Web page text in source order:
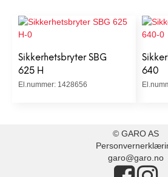
Sikkerhetsbryter SBG
625 H
El.nummer: 1428656
640
© GARO AS
garo@garo.no